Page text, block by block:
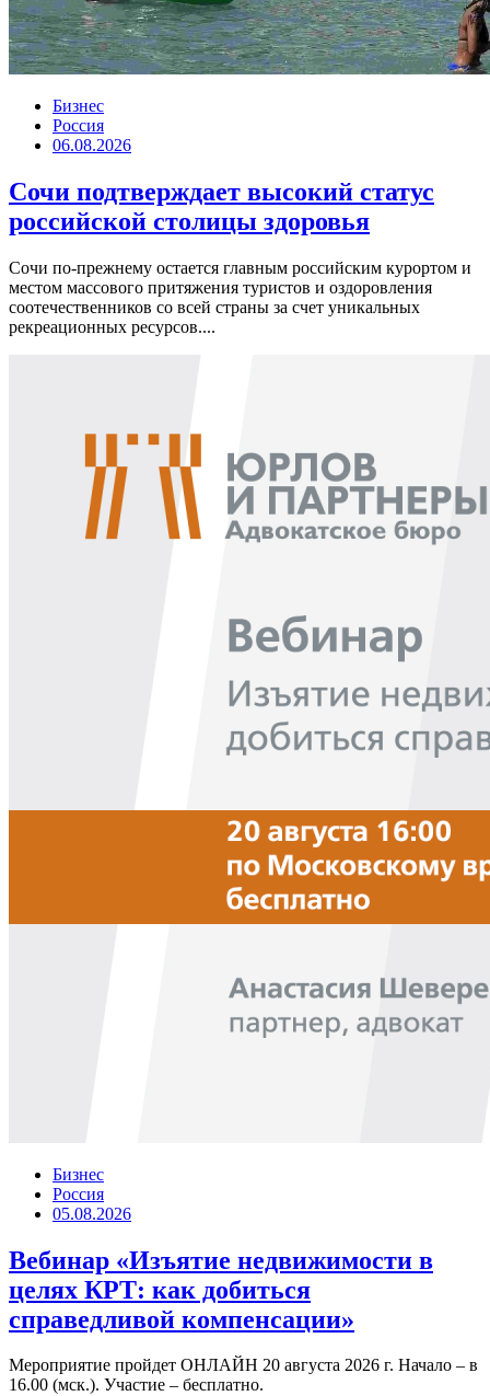
Бизнес
Россия
06.08.2026
Сочи подтверждает высокий статус
российской столицы здоровья
Сочи по-прежнему остается главным российским курортом и
местом массового притяжения туристов и оздоровления
соотечественников со всей страны за счет уникальных
рекреационных ресурсов....
Бизнес
Россия
05.08.2026
Вебинар «Изъятие недвижимости в
целях КРТ: как добиться
справедливой компенсации»
Мероприятие пройдет ОНЛАЙН 20 августа 2026 г. Начало – в
16.00 (мск.). Участие – бесплатно.